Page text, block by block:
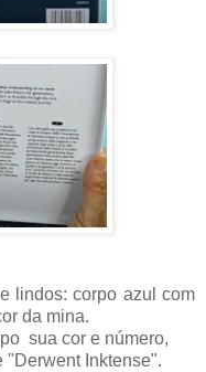
lindos: corpo azul com
da mina.
sua cor e número,
"Derwent Inktense".